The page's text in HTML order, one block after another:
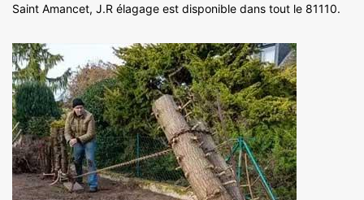
Saint Amancet, J.R élagage est disponible dans tout le 81110.